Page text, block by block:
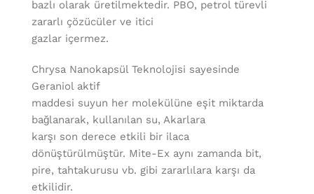
bazlı olarak üretilmektedir. PBO, petrol türevli
zararlı çözücüler ve itici
gazlar içermez.
Chrysa Nanokapsül Teknolojisi sayesinde
Geraniol aktif
maddesi suyun her molekülüne eşit miktarda
bağlanarak, kullanılan su, Akarlara
karşı son derece etkili bir ilaca
dönüştürülmüştür. Mite-Ex aynı zamanda bit,
pire, tahtakurusu vb. gibi zararlılara karşı da
etkilidir.